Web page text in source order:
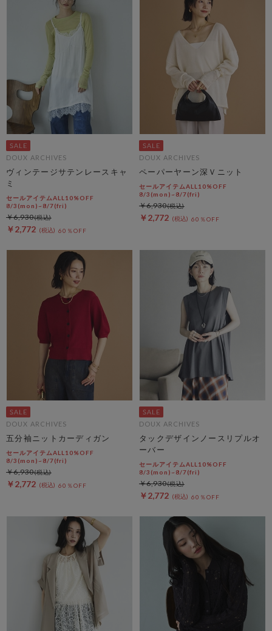
DOUX ARCHIVES
ヴィンテージサテンレースキャ
ミ
セールアイテムALL10%OFF
8/3(mon)~8/7(fri)
￥2,772 60％OFF
￥6,930
DOUX ARCHIVES
ペーパーヤーン深Ｖニット
セールアイテムALL10%OFF
8/3(mon)~8/7(fri)
￥2,772 60％OFF
￥6,930
DOUX ARCHIVES
五分袖ニットカーディガン
セールアイテムALL10%OFF
8/3(mon)~8/7(fri)
￥2,772 60％OFF
￥6,930
DOUX ARCHIVES
タックデザインノースリプルオ
ーバー
セールアイテムALL10%OFF
8/3(mon)~8/7(fri)
￥2,772 60％OFF
￥6,930